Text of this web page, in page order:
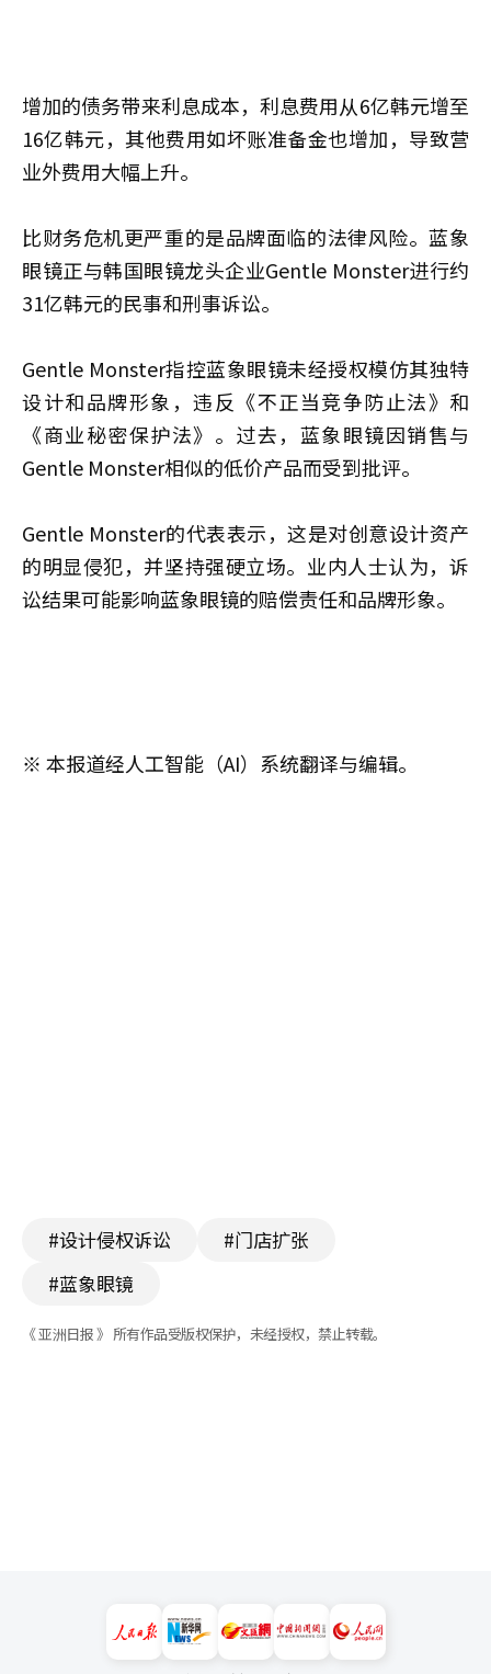
增加的债务带来利息成本，利息费用从6亿韩元增至
16亿韩元，其他费用如坏账准备金也增加，导致营
业外费用大幅上升。
比财务危机更严重的是品牌面临的法律风险。蓝象
眼镜正与韩国眼镜龙头企业Gentle Monster进行约
31亿韩元的民事和刑事诉讼。
Gentle Monster指控蓝象眼镜未经授权模仿其独特
设计和品牌形象，违反《不正当竞争防止法》和
《商业秘密保护法》。过去，蓝象眼镜因销售与
Gentle Monster相似的低价产品而受到批评。
Gentle Monster的代表表示，这是对创意设计资产
的明显侵犯，并坚持强硬立场。业内人士认为，诉
讼结果可能影响蓝象眼镜的赔偿责任和品牌形象。
※ 本报道经人工智能（AI）系统翻译与编辑。
#设计侵权诉讼
#门店扩张
#蓝象眼镜
《 亚洲日报 》 所有作品受版权保护，未经授权，禁止转载。